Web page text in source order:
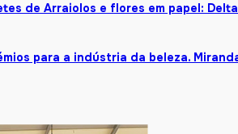
de Arraiolos e flores em papel:
para a indústria da beleza.